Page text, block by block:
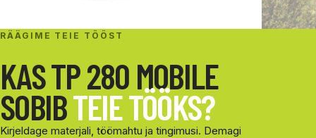
RÄÄGIME TEIE TÖÖST
KAS TP 280 MOBILE
SOBIBTEIE TÖÖKS?
Kirjeldage materjali, töömahtu ja tingimusi. Demagi